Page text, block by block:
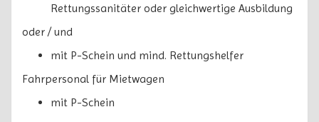
Rettungssanitäter oder gleichwertige Ausbildung
oder / und
mit P-Schein und mind. Rettungshelfer
Fahrpersonal für Mietwagen
mit P-Schein